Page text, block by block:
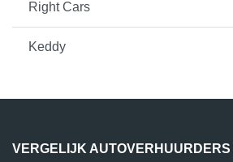
Right Cars
Keddy
VERGELIJK AUTOVERHUURDERS